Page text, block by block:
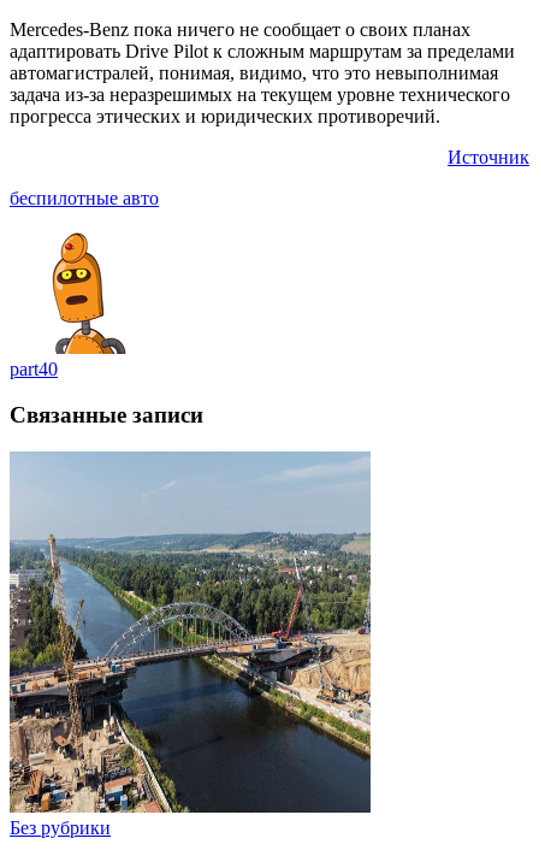
Mercedes-Benz пока ничего не сообщает о своих планах
адаптировать Drive Pilot к сложным маршрутам за пределами
автомагистралей, понимая, видимо, что это невыполнимая
задача из-за неразрешимых на текущем уровне технического
прогресса этических и юридических противоречий.
Источник
беспилотные авто
part40
Связанные записи
Без рубрики